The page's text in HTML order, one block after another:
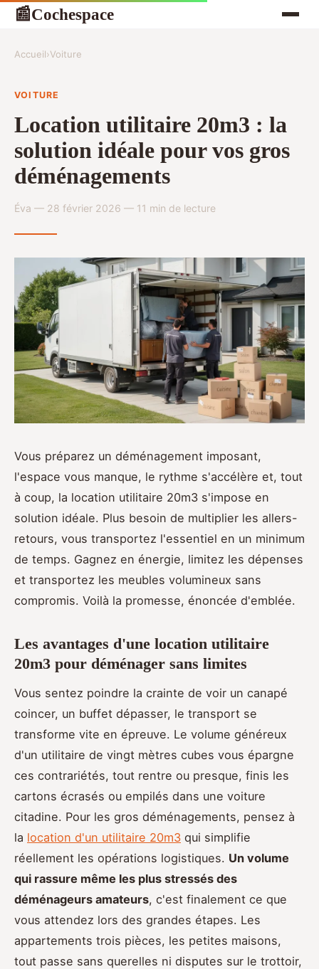
📰Cochespace
Accueil›Voiture
VOITURE
Location utilitaire 20m3 : la
solution idéale pour vos gros
déménagements
Éva — 28 février 2026 — 11 min de lecture
Vous préparez un déménagement imposant,
l'espace vous manque, le rythme s'accélère et, tout
à coup, la location utilitaire 20m3 s'impose en
solution idéale. Plus besoin de multiplier les allers-
retours, vous transportez l'essentiel en un minimum
de temps. Gagnez en énergie, limitez les dépenses
et transportez les meubles volumineux sans
compromis. Voilà la promesse, énoncée d'emblée.
Les avantages d'une location utilitaire
20m3 pour déménager sans limites
Vous sentez poindre la crainte de voir un canapé
coincer, un buffet dépasser, le transport se
transforme vite en épreuve. Le volume généreux
d'un utilitaire de vingt mètres cubes vous épargne
ces contrariétés, tout rentre ou presque, finis les
cartons écrasés ou empilés dans une voiture
citadine. Pour les gros déménagements, pensez à
la location d'un utilitaire 20m3 qui simplifie
réellement les opérations logistiques. Un volume
qui rassure même les plus stressés des
déménageurs amateurs, c'est finalement ce que
vous attendez lors des grandes étapes. Les
appartements trois pièces, les petites maisons,
tout passe sans querelles ni disputes sur le trottoir,